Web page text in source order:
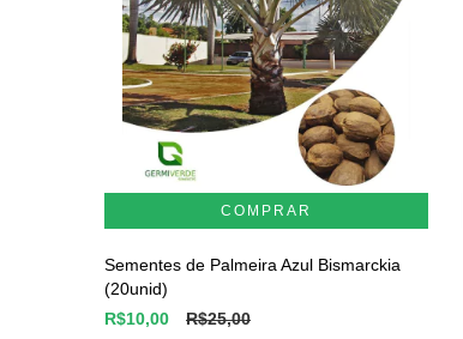
Sementes de Palmeira Azul Bismarckia
(20unid)
R$10,00
R$25,00